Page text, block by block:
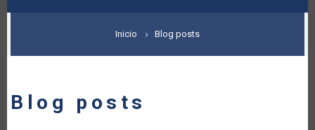
SOBRESCRIBIR
ENLACES
AYUDA
Inicio Blog posts
Blog posts